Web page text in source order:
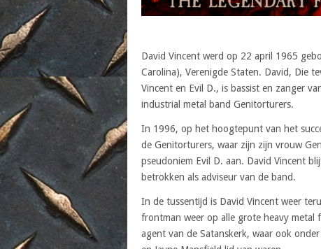
David Vincent werd op 22 april 1965
Carolina), Verenigde Staten. David, Die
Vincent en Evil D., is bassist en zanger
industrial metal band Genitorturers.
In 1996, op het hoogtepunt van het
de Genitorturers, waar zijn zijn vrouw
pseudoniem Evil D. aan. David Vincent
betrokken als adviseur van de band.
In de tussentijd is David Vincent weer
frontman weer op alle grote heavy metal
agent van de Satanskerk, waar ook